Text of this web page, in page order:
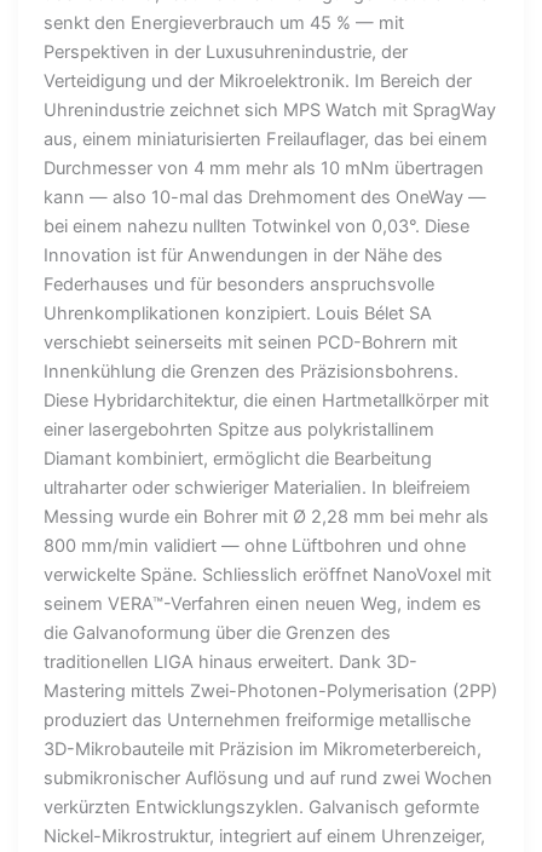
senkt den Energieverbrauch um 45 % — mit
Perspektiven in der Luxusuhrenindustrie, der
Verteidigung und der Mikroelektronik. Im Bereich der
Uhrenindustrie zeichnet sich MPS Watch mit SpragWay
aus, einem miniaturisierten Freilauflager, das bei einem
Durchmesser von 4 mm mehr als 10 mNm übertragen
kann — also 10-mal das Drehmoment des OneWay —
bei einem nahezu nullten Totwinkel von 0,03°. Diese
Innovation ist für Anwendungen in der Nähe des
Federhauses und für besonders anspruchsvolle
Uhrenkomplikationen konzipiert. Louis Bélet SA
verschiebt seinerseits mit seinen PCD-Bohrern mit
Innenkühlung die Grenzen des Präzisionsbohrens.
Diese Hybridarchitektur, die einen Hartmetallkörper mit
einer lasergebohrten Spitze aus polykristallinem
Diamant kombiniert, ermöglicht die Bearbeitung
ultraharter oder schwieriger Materialien. In bleifreiem
Messing wurde ein Bohrer mit Ø 2,28 mm bei mehr als
800 mm/min validiert — ohne Lüftbohren und ohne
verwickelte Späne. Schliesslich eröffnet NanoVoxel mit
seinem VERA™-Verfahren einen neuen Weg, indem es
die Galvanoformung über die Grenzen des
traditionellen LIGA hinaus erweitert. Dank 3D-
Mastering mittels Zwei-Photonen-Polymerisation (2PP)
produziert das Unternehmen freiformige metallische
3D-Mikrobauteile mit Präzision im Mikrometerbereich,
submikronischer Auflösung und auf rund zwei Wochen
verkürzten Entwicklungszyklen. Galvanisch geformte
Nickel-Mikrostruktur, integriert auf einem Uhrenzeiger,